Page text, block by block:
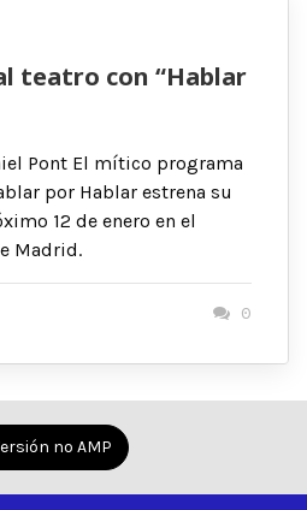
teatro con “Hablar
Pont El mítico programa
por Hablar estrena su
12 de enero en el
Madrid.
0
no AMP